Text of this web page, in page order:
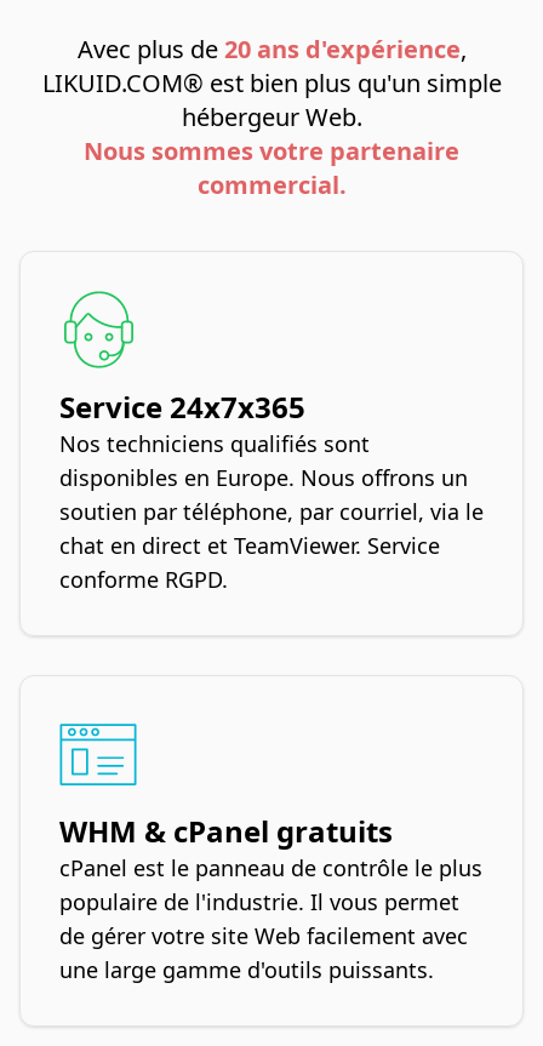
Avec plus de20 ans d'expérience,
LIKUID.COM® est bien plus qu'un simple
hébergeur Web.
Nous sommes votre partenaire
commercial.
Service 24x7x365
Nos techniciens qualifiés sont
disponibles en Europe. Nous offrons un
soutien par téléphone, par courriel, via le
chat en direct et TeamViewer. Service
conforme RGPD.
WHM & cPanel gratuits
cPanel est le panneau de contrôle le plus
populaire de l'industrie. Il vous permet
de gérer votre site Web facilement avec
une large gamme d'outils puissants.